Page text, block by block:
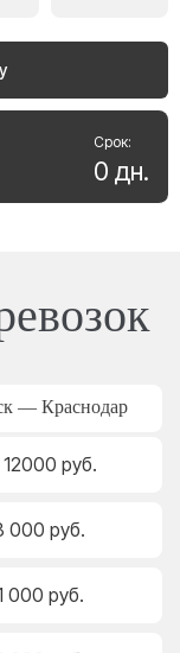
Срок:
0 дн.
— Краснодар
руб.
000 руб.
000 руб.